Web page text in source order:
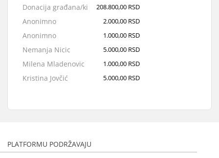
Donacija građana/ki 208.800,00 RSD
Anonimno 2.000,00 RSD
Anonimno 1.000,00 RSD
Nemanja Nicic 5.000,00 RSD
Milena Mladenovic 1.000,00 RSD
Kristina Jovčić 5.000,00 RSD
Anonimno
PLATFORMU PODRŽAVAJU